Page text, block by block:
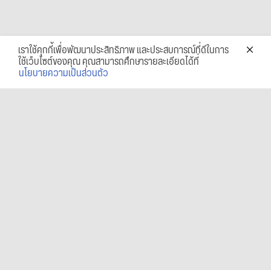
เราใช้คุกกี้เพื่อพัฒนาประสิทธิภาพ และประสบการณ์ที่ดีในการ
ใช้เว็บไซต์ของคุณ คุณสามารถศึกษารายละเอียดได้ที่
นโยบายความเป็นส่วนตัว